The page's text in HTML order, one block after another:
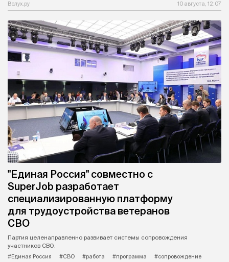
Вслух.ру 10 августа, 12:07
"Единая Россия" совместно с
SuperJob разработает
специализированную платформу
для трудоустройства ветеранов
СВО
Партия целенаправленно развивает системы сопровождения
участников СВО.
#Единая Россия
#СВО #работа #программа
#сопровождение